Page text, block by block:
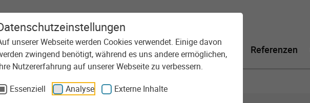
unserer Webseite werden Cookies verwendet. Einige davon
zwingend benötigt, während es uns andere ermöglichen,
Nutzererfahrung auf unserer Webseite zu verbessern.
Essenziell
Analyse Externe Inhalte
Agentur Leistungen Technologie Referenzen